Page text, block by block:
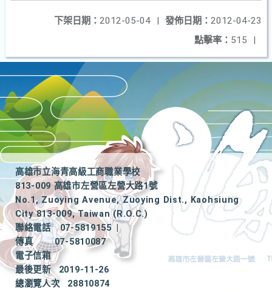
發佈日期： 2012-04-23
下架日期： 2012-05-04
|
點擊率： 515 |
高雄市立海青高級工商職業學校
813-009 高雄市左營區左營大路1號
No.1, Zuoying Avenue, Zuoying Dist., Kaohsiung
City 813-009, Taiwan (R.O.C.)
聯絡電話
07-5819155
|
傳真
07-5810087
電子信箱
最後更新
2019-11-26
總瀏覽人次
28810874